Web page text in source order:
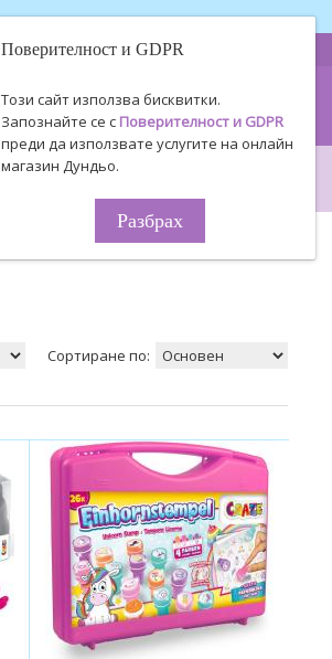
Поверителност и GDPR
Този сайт използва бисквитки.
Запознайте се с Поверителност и GDPR
преди да използвате услугите на онлайн
магазин Дундьо.
Разбрах
0893 494 506
0895 450 154 за поръчки!
0
Сортиране по: